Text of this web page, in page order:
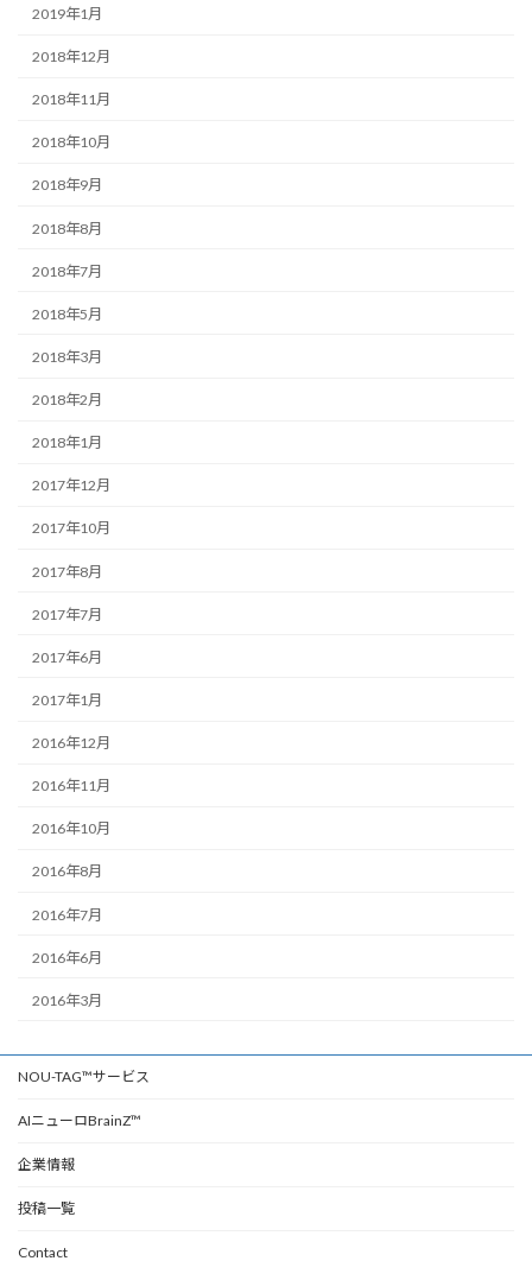
2019年1月
2018年12月
2018年11月
2018年10月
2018年9月
2018年8月
2018年7月
2018年5月
2018年3月
2018年2月
2018年1月
2017年12月
2017年10月
2017年8月
2017年7月
2017年6月
2017年1月
2016年12月
2016年11月
2016年10月
2016年8月
2016年7月
2016年6月
2016年3月
NOU-TAG™サービス
AIニューロBrainZ™
企業情報
投稿一覧
Contact